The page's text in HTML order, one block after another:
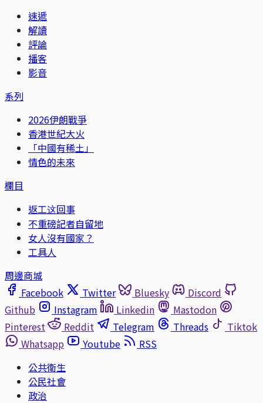
速遞
解讀
評論
播客
影音
系列
2026伊朗戰爭
香港世紀大火
「中國有稀土」
情色的未來
欄目
返工这回事
不重磅記者自留地
女人沒有國家？
工具人
周邊商城
Facebook
Twitter Bluesky
Discord
Github
Instagram Linkedin
Mastodon
Pinterest
Reddit Telegram Threads
Tiktok
Whatsapp
Youtube
RSS
公共衛生
公民社會
政治